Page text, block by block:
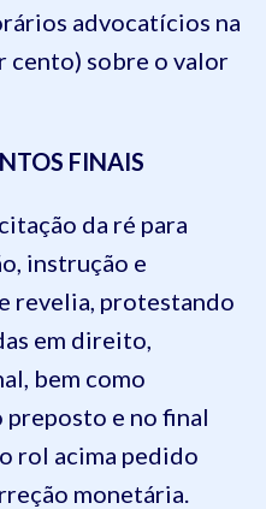
advocatícios na
cento) sobre o valor
FINAIS
da ré para
instrução e
revelia, protestando
em direito,
bem como
e no final
rol acima pedido
monetária.